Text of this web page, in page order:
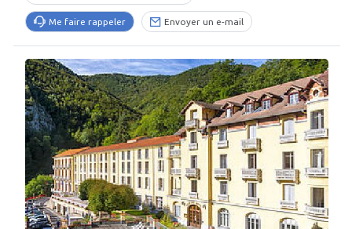
Me faire rappeler Envoyer un e-mail